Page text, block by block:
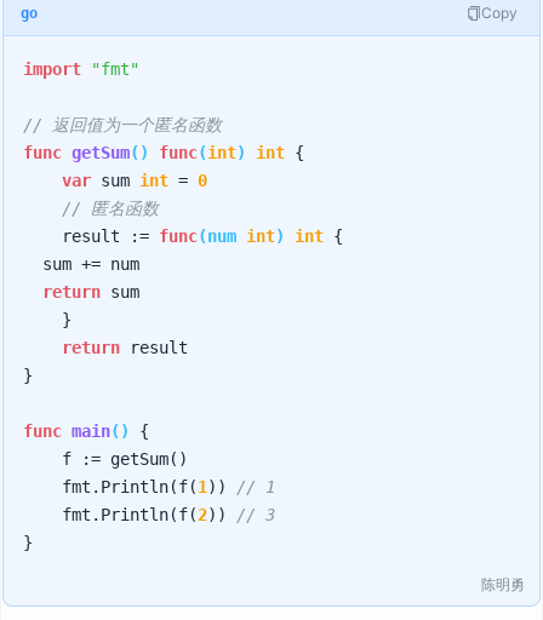
go Copy
import "fmt"
// 返回值为一个匿名函数
func getSum() func(int) int {
var sum int = 0
// 匿名函数
    result :=
func(num int) int {
return sum
    }
return result
}
func main()
{
    f := getSum()
    fmt.Println(f(
1 ))
// 1
    fmt.Println(f(
2))
// 3
陈明勇